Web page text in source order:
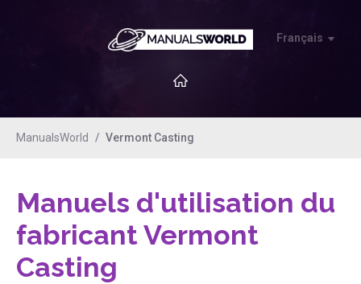
Français
ManualsWorld Vermont Casting
Manuels d'utilisation du
fabricant Vermont
Casting